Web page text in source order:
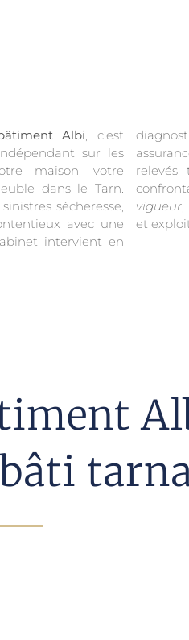
Albi, c’est
sur les
maison, votre
dans le Tarn.
sécheresse,
avec une
intervient en
diagnostic préventif comme en contre-expertise
s’appuie sur des
pathologies et la
vigueur,
et